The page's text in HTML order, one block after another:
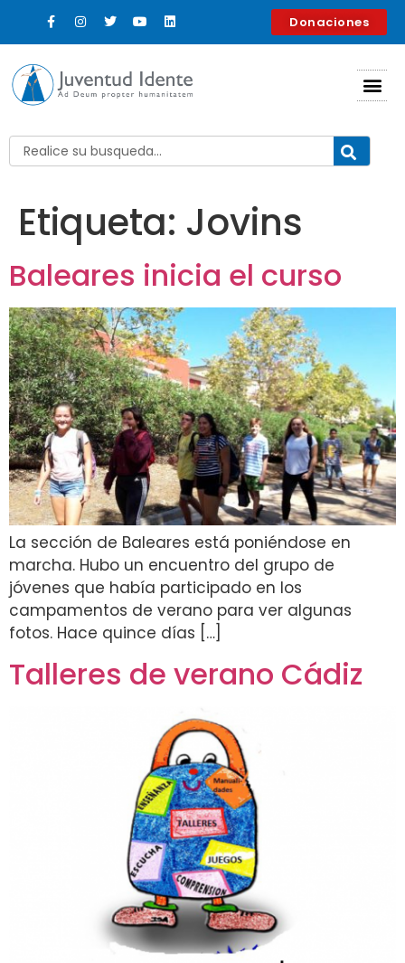
contenido Donaciones
Etiqueta: Jovins
Baleares inicia el curso
La sección de Baleares está poniéndose en
marcha. Hubo un encuentro del grupo de
jóvenes que había participado en los
campamentos de verano para ver algunas
fotos. Hace quince días […]
Talleres de verano Cádiz